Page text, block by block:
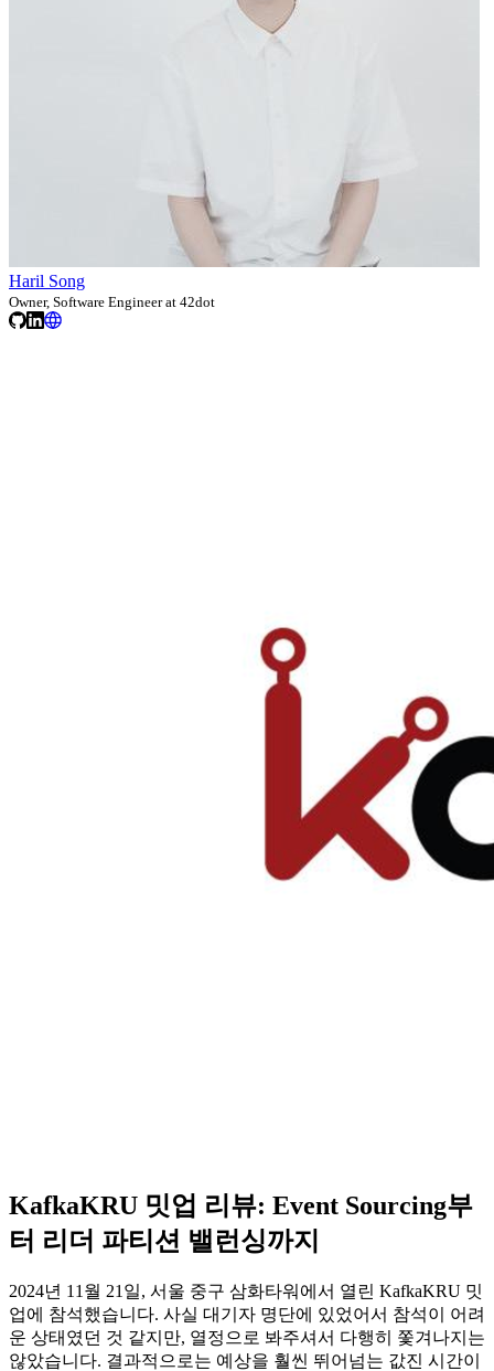
Haril Song
Owner, Software Engineer at 42dot
KafkaKRU 밋업 리뷰: Event Sourcing부
터 리더 파티션 밸런싱까지
2024년 11월 21일, 서울 중구 삼화타워에서 열린 KafkaKRU 밋
업에 참석했습니다. 사실 대기자 명단에 있었어서 참석이 어려
운 상태였던 것 같지만, 열정으로 봐주셔서 다행히 쫓겨나지는
않았습니다. 결과적으로는 예상을 훨씬 뛰어넘는 값진 시간이